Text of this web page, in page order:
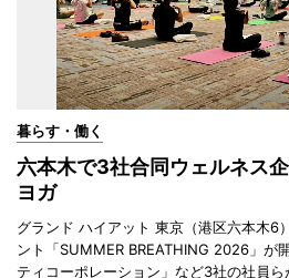
暮らす・働く
六本木で3社合同ウェルネス
ヨガ
グランド ハイアット 東京（港区六本木6
ント「SUMMER BREATHING 2026」が
ティコーポレーション」など3社の社員ら